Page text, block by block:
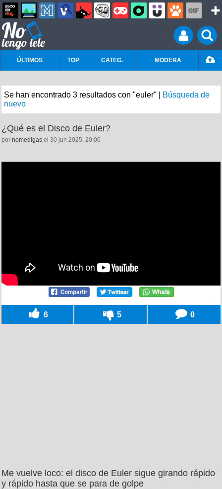
ÚLTIMOS TOP CATEG. MODERA
Se han encontrado 3 resultados con "euler" |
Búsqueda de
nuevo
¿Qué es el Disco de Euler?
por nomedigas el 30 jun 2025, 20:00
6 5 0
Me vuelve loco: el disco de Euler sigue girando rápido
y rápido hasta que se para de golpe